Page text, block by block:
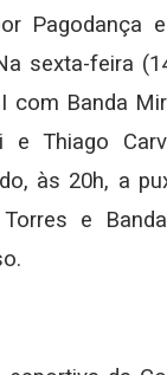
Pagodança
sexta-feira
com Banda
e Thiago
às 20h, a
e